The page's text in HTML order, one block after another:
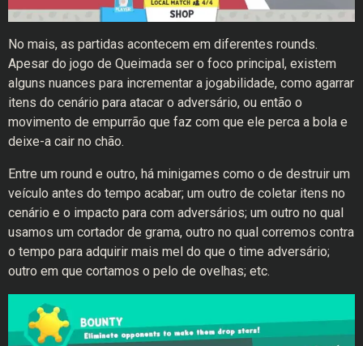
No mais, as partidas acontecem em diferentes rounds.
Apesar do jogo de Queimada ser o foco principal, existem
alguns nuances para incrementar a jogabilidade, como agarrar
itens do cenário para atacar o adversário, ou então o
movimento de empurrão que faz com que ele perca a bola e
deixe-a cair no chão.
Entre um round e outro, há minigames como o de destruir um
veículo antes do tempo acabar; um outro de coletar itens no
cenário e o impacto para com adversários; um outro no qual
usamos um cortador de grama, outro no qual corremos contra
o tempo para adquirir mais mel do que o time adversário;
outro em que cortamos o pelo de ovelhas; etc.